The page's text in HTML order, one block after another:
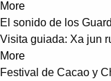
More
El sonido de los
Visita guiada: Xa jun
More
Festival de Cacao y